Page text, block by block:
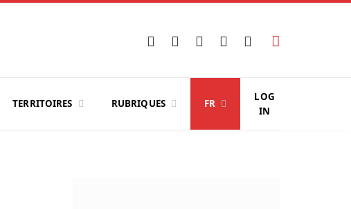
Facebook
X
Instagram
YouTubeLinkedIn
TERRITOIRES RUBRIQUES FR
LOG
IN